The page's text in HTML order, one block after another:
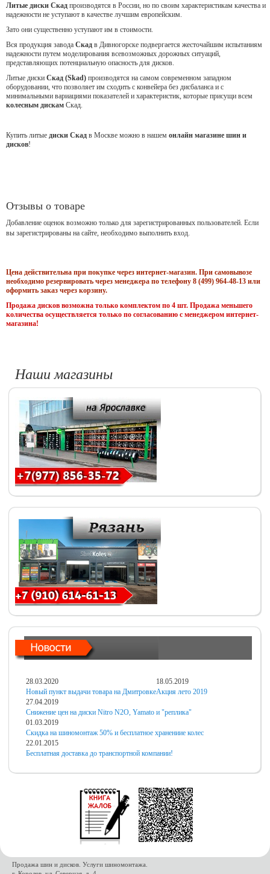
Литые диски Скад производятся в России, но по своим характеристикам качества и
надежности не уступают в качестве лучшим европейским.
Зато они существенно уступают им в стоимости.
Вся продукция завода Скад в Дивногорске подвергается жесточайшим испытаниям
надежности путем моделирования всевозможных дорожных ситуаций,
представляющих потенциальную опасность для дисков.
Литые диски Скад (Skad) производятся на самом современном западном
оборудовании, что позволяет им сходить с конвейера без дисбаланса и с
минимальными вариациями показателей и характеристик, которые присущи всем
колесным дискам Скад.
Купить литые диски Скад в Москве можно в нашем онлайн магазине шин и
дисков!
Отзывы о товаре
Добавление оценок возможно только для зарегистрированных пользователей. Если
вы зарегистрированы на сайте, необходимо выполнить вход.
Цена действительна при покупке через интернет-магазин. При самовывозе
необходимо резервировать через менеджера по телефону 8 (499) 964-48-13 или
оформить заказ через корзину.
Продажа дисков возможна только комплектом по 4 шт. Продажа меньшего
количества осуществляется только по согласованию с менеджером интернет-
магазина!
Наши магазины
28.03.2020
Новый пункт выдачи товара на Дмитровке
18.05.2019
Акция лето 2019
27.04.2019
Снижение цен на диски Nitro N2O, Yamato и "реплика"
01.03.2019
Скидка на шиномонтаж 50% и бесплатное хранениие колес
22.01.2015
Бесплатная доставка до транспортной компании!
Продажа шин и дисков. Услуги шиномонтажа.